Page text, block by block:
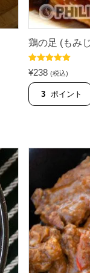
鶏の足 (もみ
5段階中5.00
の評価
¥238 (税込)
3 ポイント